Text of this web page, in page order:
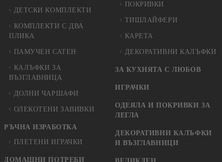
ДЕТСКИ КОМПЛЕКТИ
КОМПЛЕКТИ С ДВА
ПЛИКА
ПАМУЧЕН САТЕН
КАЛЪФКИ ЗА
ВЪЗГЛАВНИЦА
ДОЛНИ ЧАРШАФИ
ОЛЕКОТЕНИ ЗАВИВКИ
РЪЧНА ИЗРАБОТКА
ПЛЕТЕНИ ИГРАЧКИ
ДОМАШНИ ПОТРЕБИ
ПОКРИВКИ
ТИШЛАЙФЕРИ
КАРЕТА
ДЕКОРАТИВНИ КАЛЪФКИ
ЗА КУХНЯТА С ЛЮБОВ
ИГРАЧКИ
ОДЕЯЛА И ПОКРИВКИ ЗА
ЛЕГЛА
ДЕКОРАТИВНИ КАЛЪФКИ
И ВЪЗГЛАВНИЦИ